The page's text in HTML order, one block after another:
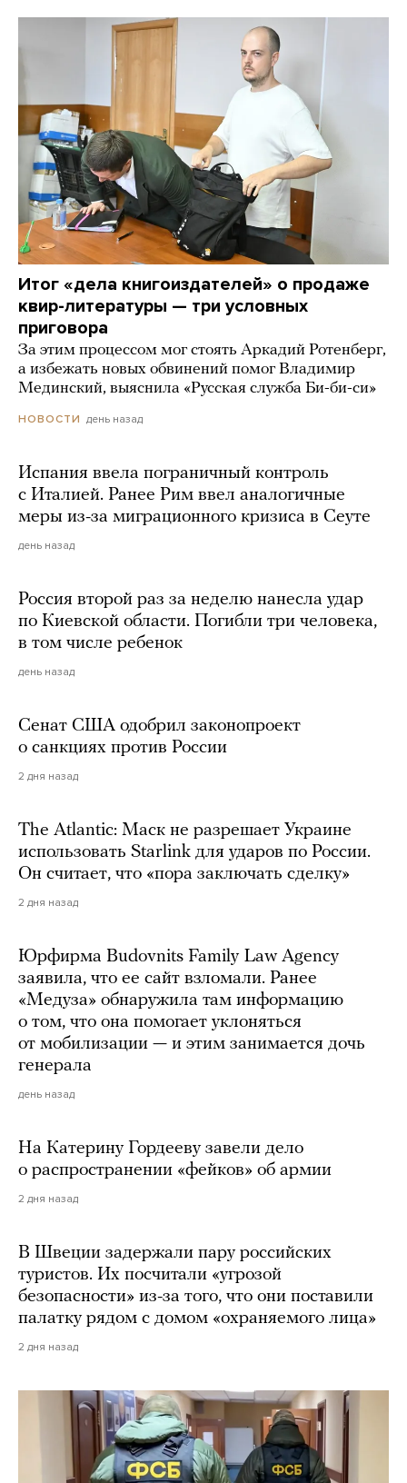
Итог «дела книгоиздателей» о продаже
квир-литературы — три условных
приговора
За этим процессом мог стоять Аркадий Ротенберг,
а избежать новых обвинений помог Владимир
Мединский, выяснила «Русская служба Би-би-си»
НОВОСТИ день назад
Испания ввела пограничный контроль
с Италией. Ранее Рим ввел аналогичные
меры из-за миграционного кризиса в Сеуте
день назад
Россия второй раз за неделю нанесла удар
по Киевской области. Погибли три человека,
в том числе ребенок
день назад
Сенат США одобрил законопроект
о санкциях против России
2 дня назад
The Atlantic: Маск не разрешает Украине
использовать Starlink для ударов по России.
Он считает, что «пора заключать сделку»
2 дня назад
Юрфирма Budovnits Family Law Agency
заявила, что ее сайт взломали. Ранее
«Медуза» обнаружила там информацию
о том, что она помогает уклоняться
от мобилизации — и этим занимается дочь
генерала
день назад
На Катерину Гордееву завели дело
о распространении «фейков» об армии
2 дня назад
В Швеции задержали пару российских
туристов. Их посчитали «угрозой
безопасности» из-за того, что они поставили
палатку рядом с домом «охраняемого лица»
2 дня назад